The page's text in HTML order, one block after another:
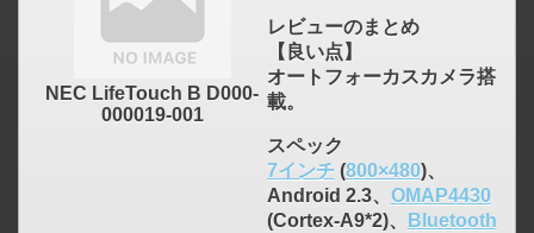
NEC LifeTouch B D000-
000019-001
レビューのまとめ
【良い点】
オートフォーカスカメラ搭
載。
スペック
7インチ(800×480)、
Android 2.3、 OMAP4430
(Cortex-A9*2)、
Bluetooth